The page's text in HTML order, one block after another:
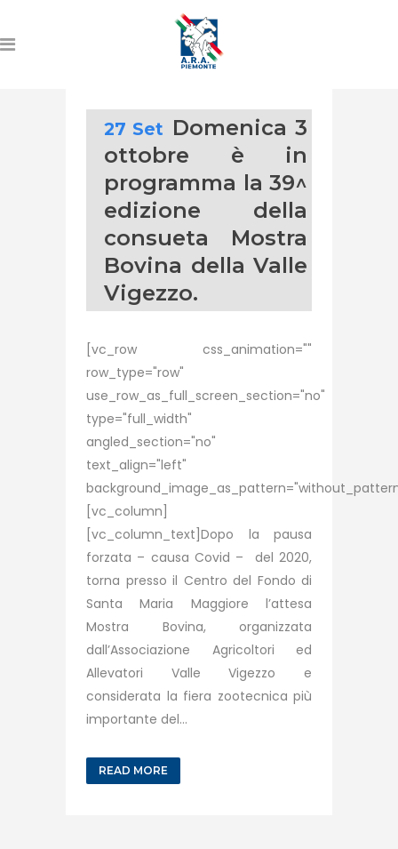
27 Set Domenica 3
ottobre è in
programma la 39^
edizione della
consueta Mostra
Bovina della Valle
Vigezzo.
[vc_row css_animation=""
row_type="row"
use_row_as_full_screen_section="no"
type="full_width"
angled_section="no"
text_align="left"
[vc_column]
[vc_column_text]Dopo la pausa
forzata – causa Covid – del 2020,
torna presso il Centro del Fondo di
Santa Maria Maggiore l’attesa
Mostra Bovina, organizzata
dall’Associazione Agricoltori ed
Allevatori Valle Vigezzo e
considerata la fiera zootecnica più
importante del...
READ MORE